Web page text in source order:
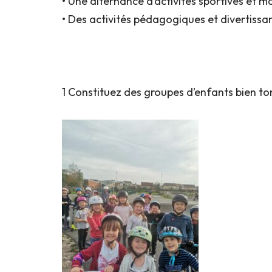
• Des activités pédagogiques et
1 Constituez des groupes d’enfants bien